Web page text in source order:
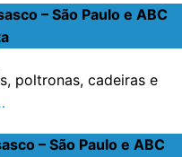
– São Paulo e ABC
poltronas, cadeiras e
– São Paulo e ABC